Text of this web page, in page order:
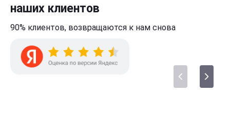
наших клиентов
90% клиентов, возвращаются к нам снова